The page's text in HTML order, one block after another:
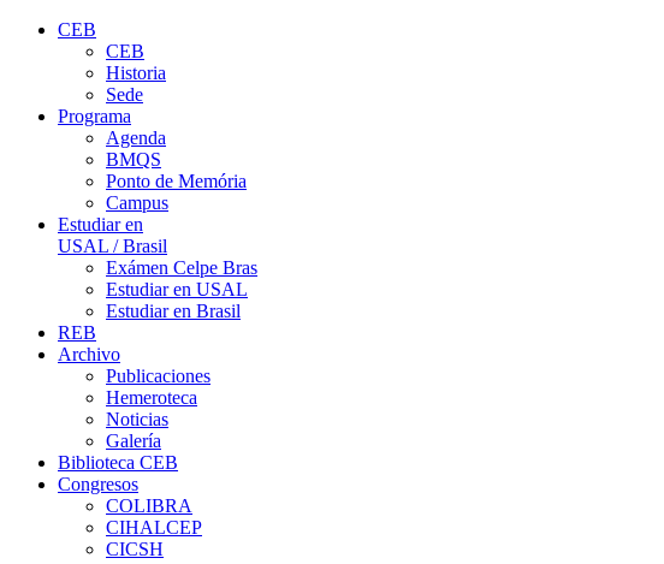
CEB
CEB
Historia
Sede
Programa
Agenda
BMQS
Ponto de Memória
Campus
Estudiar en
USAL / Brasil
Exámen Celpe Bras
Estudiar en USAL
Estudiar en Brasil
REB
Archivo
Publicaciones
Hemeroteca
Noticias
Galería
Biblioteca CEB
Congresos
COLIBRA
CIHALCEP
CICSH